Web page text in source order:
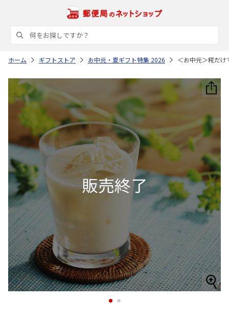
ホーム ギフトストア お中元・夏ギフト特集 2026 ＜お中元＞糀だ
1 2